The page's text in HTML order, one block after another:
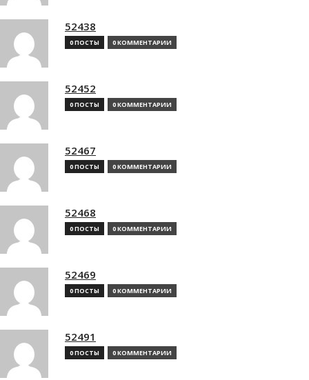
52438
0 ПОСТЫ 0 КОММЕНТАРИИ
52452
0 ПОСТЫ 0 КОММЕНТАРИИ
52467
0 ПОСТЫ 0 КОММЕНТАРИИ
52468
0 ПОСТЫ 0 КОММЕНТАРИИ
52469
0 ПОСТЫ 0 КОММЕНТАРИИ
52491
0 ПОСТЫ 0 КОММЕНТАРИИ